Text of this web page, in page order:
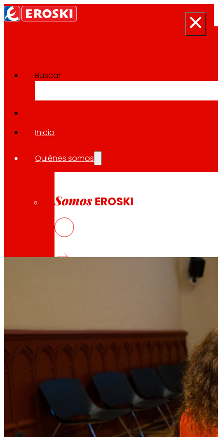
Buscar
Inicio
Quiénes somos
Somos EROSKI
Cooperativa
Somos por y para las personas. Descubre
Fundación
Sala de prensa
Volver a todas las noticias
16.06.2026
El Gobierno de Navarra y
navarro